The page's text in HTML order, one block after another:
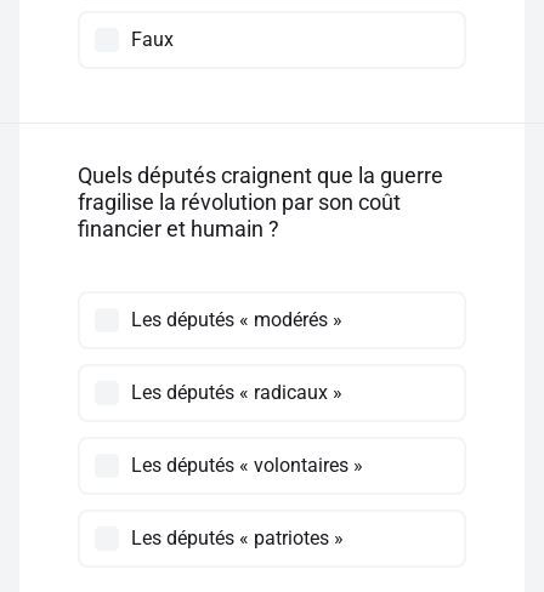
Faux
Quels députés craignent que la guerre
fragilise la révolution par son coût
financier et humain ?
Les députés « modérés »
Les députés « radicaux »
Les députés « volontaires »
Les députés « patriotes »